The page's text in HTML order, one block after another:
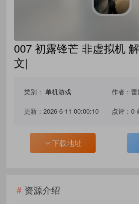
007 初露锋芒 非虚拟机
文|
类别：单机游戏 作者：
更新：2026-6-11 00:00:10 点评：0
下载地址
资源介绍